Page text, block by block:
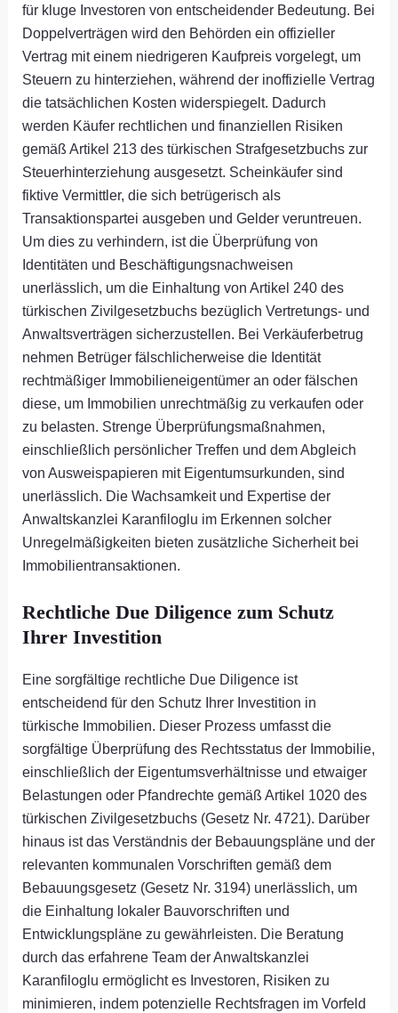
für kluge Investoren von entscheidender Bedeutung. Bei
Doppelverträgen wird den Behörden ein offizieller
Vertrag mit einem niedrigeren Kaufpreis vorgelegt, um
Steuern zu hinterziehen, während der inoffizielle Vertrag
die tatsächlichen Kosten widerspiegelt. Dadurch
werden Käufer rechtlichen und finanziellen Risiken
gemäß Artikel 213 des türkischen Strafgesetzbuchs zur
Steuerhinterziehung ausgesetzt. Scheinkäufer sind
fiktive Vermittler, die sich betrügerisch als
Transaktionspartei ausgeben und Gelder veruntreuen.
Um dies zu verhindern, ist die Überprüfung von
Identitäten und Beschäftigungsnachweisen
unerlässlich, um die Einhaltung von Artikel 240 des
türkischen Zivilgesetzbuchs bezüglich Vertretungs- und
Anwaltsverträgen sicherzustellen. Bei Verkäuferbetrug
nehmen Betrüger fälschlicherweise die Identität
rechtmäßiger Immobilieneigentümer an oder fälschen
diese, um Immobilien unrechtmäßig zu verkaufen oder
zu belasten. Strenge Überprüfungsmaßnahmen,
einschließlich persönlicher Treffen und dem Abgleich
von Ausweispapieren mit Eigentumsurkunden, sind
unerlässlich. Die Wachsamkeit und Expertise der
Anwaltskanzlei Karanfiloglu im Erkennen solcher
Unregelmäßigkeiten bieten zusätzliche Sicherheit bei
Immobilientransaktionen.
Rechtliche Due Diligence zum Schutz
Ihrer Investition
Eine sorgfältige rechtliche Due Diligence ist
entscheidend für den Schutz Ihrer Investition in
türkische Immobilien. Dieser Prozess umfasst die
sorgfältige Überprüfung des Rechtsstatus der Immobilie,
einschließlich der Eigentumsverhältnisse und etwaiger
Belastungen oder Pfandrechte gemäß Artikel 1020 des
türkischen Zivilgesetzbuchs (Gesetz Nr. 4721). Darüber
hinaus ist das Verständnis der Bebauungspläne und der
relevanten kommunalen Vorschriften gemäß dem
Bebauungsgesetz (Gesetz Nr. 3194) unerlässlich, um
die Einhaltung lokaler Bauvorschriften und
Entwicklungspläne zu gewährleisten. Die Beratung
durch das erfahrene Team der Anwaltskanzlei
Karanfiloglu ermöglicht es Investoren, Risiken zu
minimieren, indem potenzielle Rechtsfragen im Vorfeld